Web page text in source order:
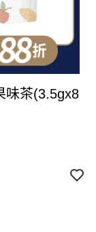
味茶(3.5gx8